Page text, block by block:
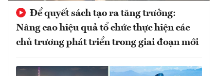
Để quyết sách tạo ra tăng trưởng:
Nâng cao hiệu quả tổ chức thực hiện các
chủ trương phát triển trong giai đoạn mới